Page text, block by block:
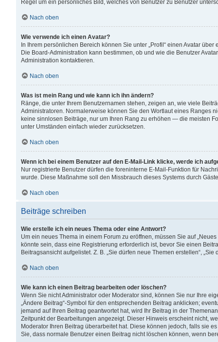
Regel um ein persönliches Bild, welches von Benutzer zu Benutzer
Nach oben
Wie verwende ich einen Avatar?
In Ihrem persönlichen Bereich können Sie unter „Profil“ einen Avatar
Die Board-Administration kann bestimmen, ob und wie die Benutzer
Administration kontaktieren.
Nach oben
Was ist mein Rang und wie kann ich ihn ändern?
Ränge, die unter Ihrem Benutzernamen stehen, zeigen an, wie viele
Administratoren. Normalerweise können Sie den Wortlaut eines Ranges
keine sinnlosen Beiträge, nur um Ihren Rang zu erhöhen — die meisten
unter Umständen einfach wieder zurücksetzen.
Nach oben
Wenn ich bei einem Benutzer auf den E-Mail-Link klicke, werde ich
Nur registrierte Benutzer dürfen die foreninterne E-Mail-Funktion für
wurde. Diese Maßnahme soll den Missbrauch dieses Systems durch
Nach oben
Beiträge schreiben
Wie erstelle ich ein neues Thema oder eine Antwort?
Um ein neues Thema in einem Forum zu eröffnen, müssen Sie auf
könnte sein, dass eine Registrierung erforderlich ist, bevor Sie einen
Beitragsansicht aufgelistet. Z. B. „Sie dürfen neue Themen erstellen“,
Nach oben
Wie kann ich einen Beitrag bearbeiten oder löschen?
Wenn Sie nicht Administrator oder Moderator sind, können Sie nur Ihre
„Ändere Beitrag“-Symbol für den entsprechenden Beitrag anklicken;
jemand auf Ihren Beitrag geantwortet hat, wird Ihr Beitrag in der
Zeitpunkt der Bearbeitungen angezeigt. Dieser Hinweis erscheint nicht,
Moderator Ihren Beitrag überarbeitet hat. Diese können jedoch, falls sie
Sie, dass normale Benutzer einen Beitrag nicht löschen können, wenn